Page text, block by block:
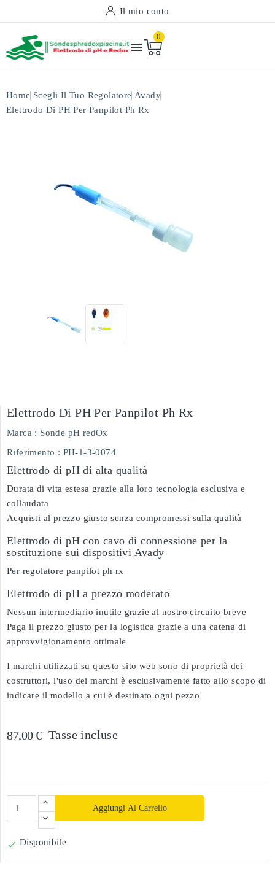
Il mio conto

0
Home Scegli Il Tuo Regolatore Avady
Elettrodo Di PH Per Panpilot Ph Rx
Elettrodo Di PH Per Panpilot Ph Rx
Marca : Sonde pH redOx
Riferimento : PH-1-3-0074
Elettrodo di pH di alta qualità
Durata di vita estesa grazie alla loro tecnologia esclusiva e
collaudata
Acquisti al prezzo giusto senza compromessi sulla qualità
Elettrodo di pH con cavo di connessione per la
sostituzione sui dispositivi Avady
Per regolatore panpilot ph rx
Elettrodo di pH a prezzo moderato
Nessun intermediario inutile grazie al nostro circuito breve
Paga il prezzo giusto per la logistica grazie a una catena di
approvvigionamento ottimale
I marchi utilizzati su questo sito web sono di proprietà dei
costruttori, l'uso dei marchi è esclusivamente fatto allo scopo di
indicare il modello a cui è destinato ogni pezzo
87,00 € Tasse incluse
Aggiungi Al Carrello
 Disponibile